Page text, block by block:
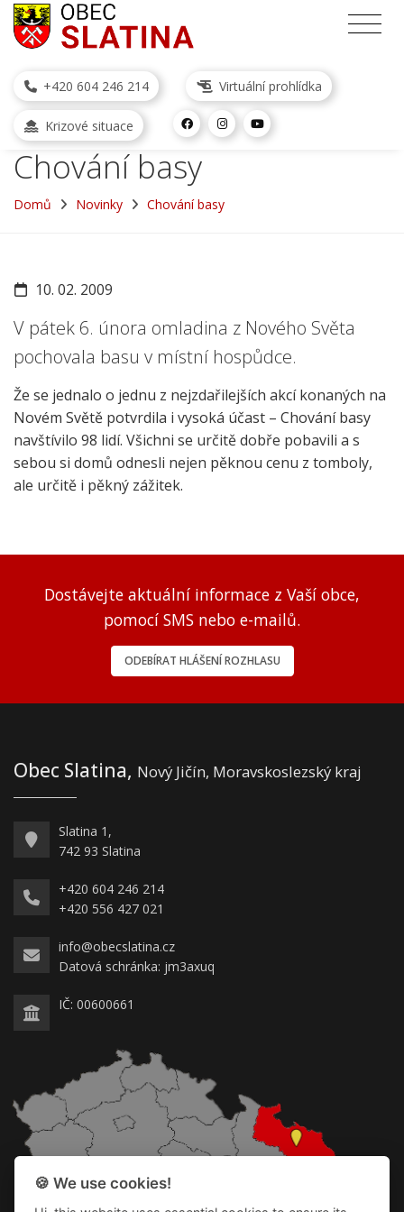
+420 604 246 214 Virtuální prohlídka
Krizové situace
Chování basy
Domů Novinky Chování basy
10. 02. 2009
V pátek 6. února omladina z Nového Světa
pochovala basu v místní hospůdce.
Že se jednalo o jednu z nejzdařilejších akcí konaných na
Novém Světě potvrdila i vysoká účast – Chování basy
navštívilo 98 lidí. Všichni se určitě dobře pobavili a s
sebou si domů odnesli nejen pěknou cenu z tomboly,
ale určitě i pěkný zážitek.
Dostávejte aktuální informace z Vaší obce,
pomocí SMS nebo e-mailů.
ODEBÍRAT HLÁŠENÍ ROZHLASU
Obec Slatina, Nový Jičín, Moravskoslezský kraj
Slatina 1,
742 93 Slatina
+420 604 246 214
+420 556 427 021
info@obecslatina.cz
Datová schránka: jm3axuq
IČ: 00600661
🍪 We use cookies!